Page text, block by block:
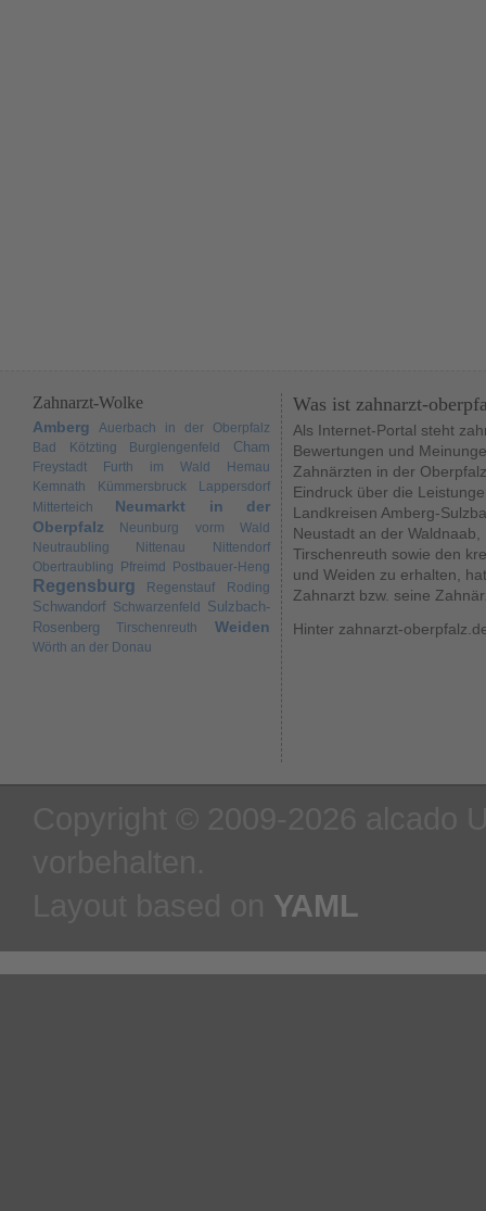
Zahnarzt-Wolke
Amberg
Auerbach in der Oberpfalz
Bad Kötzting
Burglengenfeld Cham
Freystadt Furth im Wald
Hemau
Kemnath
Kümmersbruck
Lappersdorf
Mitterteich
Neumarkt in der
Oberpfalz
Neunburg vorm Wald
Neutraubling
Nittenau
Nittendorf
Obertraubling
Pfreimd Postbauer-Heng
Regensburg Regenstauf Roding
Schwandorf Schwarzenfeld
Sulzbach-
Rosenberg
Tirschenreuth Weiden
Wörth an der Donau
Was ist zahnarzt-
Als Internet-Portal steht
Bewertungen und
Zahnärzten in der
Eindruck über die
Landkreisen Amberg-
Neustadt an der
Tirschenreuth sowie den
und Weiden zu erhalten,
Zahnarzt bzw. seine
Hinter zahnarzt-
YAML